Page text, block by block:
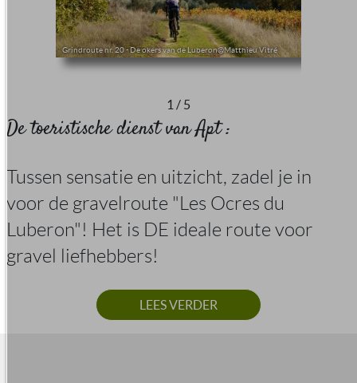
Grindroute nr. 20 - De okers van de Luberon@Matthieu Vitré
1 / 5
De toeristische dienst van Apt :
Tussen sensatie en uitzicht, zadel je in
voor de gravelroute "Les Ocres du
Luberon"! Het is DE ideale route voor
gravel liefhebbers!
LEES VERDER